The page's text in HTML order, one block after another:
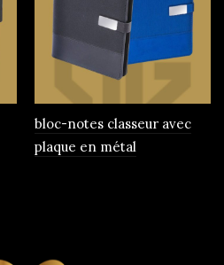
bloc-notes classeur avec
plaque en métal